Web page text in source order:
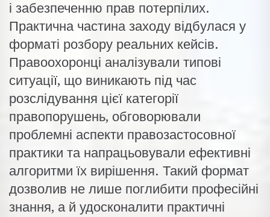
і забезпеченню прав потерпілих.
Практична частина заходу відбулася у
форматі розбору реальних кейсів.
Правоохоронці аналізували типові
ситуації, що виникають під час
розслідування цієї категорії
правопорушень, обговорювали
проблемні аспекти правозастосовної
практики та напрацьовували ефективні
алгоритми їх вирішення. Такий формат
дозволив не лише поглибити професійні
знання, а й удосконалити практичні